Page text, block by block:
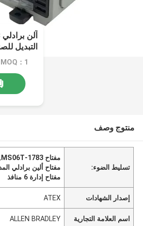
التبديل
MOQ：1
منتوج وصف
تسليط الضوء:
مفتاح 1783-MS06T
,
مفتاح ألين برادلي المدار بـ
مفتاح إدارة 6 منافذ
إصدار الشهادات ATEX
اسم العلامة التجارية ALLEN BRADLEY